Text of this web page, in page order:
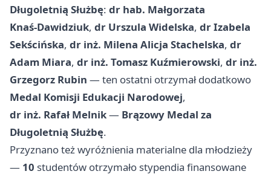
Długoletnią Służbę: dr hab. Małgorzata
Knaś‑Dawidziuk, dr Urszula Widelska, dr Izabela
Sekścińska, dr inż. Milena Alicja Stachelska, dr
Adam Miara, dr inż. Tomasz Kuźmierowski, dr inż.
Grzegorz Rubin — ten ostatni otrzymał dodatkowo
Medal Komisji Edukacji Narodowej,
dr inż. Rafał Melnik— Brązowy Medal za
Długoletnią Służbę.
Przyznano też wyróżnienia materialne dla młodzieży
— 10 studentów otrzymało stypendia finansowane